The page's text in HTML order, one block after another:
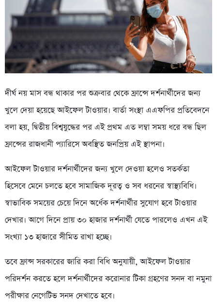
দীর্ঘ নয় মাস বন্ধ থাকার পর শুক্রবার থেকে ফ্রান্সে দর্শনার্থীদের জন্য
খুলে দেয়া হয়েছে আইফেল টাওয়ার। বার্তা সংস্থা এএফপির প্রতিবেদনে
বলা হয়, দ্বিতীয় বিশ্বযুদ্ধের পর এই প্রথম এত লম্বা সময় ধরে বন্ধ ছিল
ফ্রান্সের রাজধানী প্যারিসে অবস্থিত জনপ্রিয় এই স্থাপনা।
আইফেল টাওয়ার দর্শনার্থীদের জন্য খুলে দেওয়া হলেও সতর্কতা
হিসেবে মেনে চলতে হবে সামাজিক দূরত্ব ও সব ধরনের স্বাস্থ্যবিধি।
স্বাভাবিক সময়ের চেয়ে দিনে অর্ধেক দর্শনার্থীর সুযোগ হবে টাওয়ার
দেখার। আগে দিনে প্রায় ৩০ হাজার দর্শনার্থী যেতে পারলেও এখন এই
সংখ্যা ১৩ হাজারে সীমিত রাখা হচ্ছে।
তবে ফ্রান্স সরকারের জারি করা বিধি অনুযায়ী, আইফেল টাওয়ার
পরিদর্শন করতে হলে দর্শনার্থীদের করোনার টিকা গ্রহণের সনদ বা নমুনা
পরীক্ষার নেগেটিভ সনদ দেখাতে হবে।